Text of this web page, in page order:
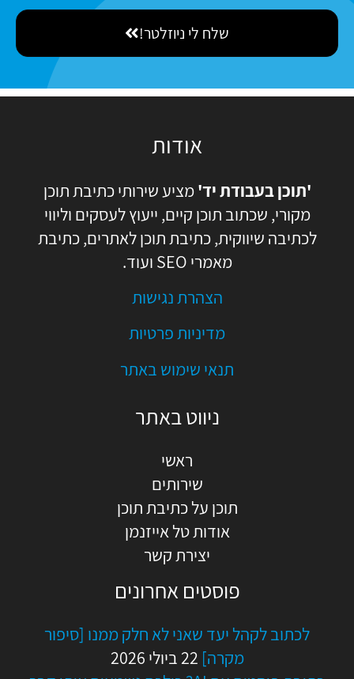
e
כ
ה
שלח לי ניוזלטר!
אודות
'תוכן בעבודת יד'מציע שירותי כתיבת תוכן
מקורי, שכתוב תוכן קיים, ייעוץ לעסקים וליווי
לכתיבה שיווקית, כתיבת תוכן לאתרים, כתיבת
מאמרי SEO ועוד.
הצהרת נגישות
מדיניות פרטיות
תנאי שימוש באתר
ניווט באתר
ראשי
שירותים
תוכן על כתיבת תוכן
אודות טל אייזנמן
יצירת קשר
פוסטים אחרונים
לכתוב לקהל יעד שאני לא חלק ממנו [סיפור
מקרה] 22 ביולי 2026